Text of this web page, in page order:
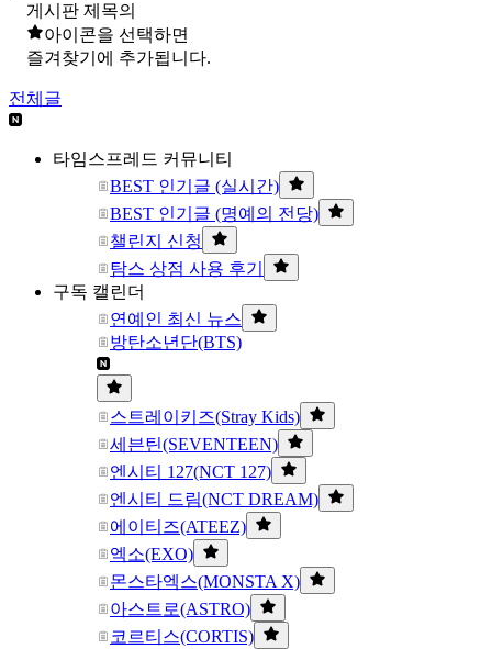
게시판 제목의
아이콘을 선택하면
즐겨찾기에 추가됩니다.
전체글
타임스프레드 커뮤니티
BEST 인기글 (실시간)
BEST 인기글 (명예의 전당)
챌린지 신청
탐스 상점 사용 후기
구독 캘린더
연예인 최신 뉴스
방탄소년단(BTS)
스트레이키즈(Stray Kids)
세븐틴(SEVENTEEN)
엔시티 127(NCT 127)
엔시티 드림(NCT DREAM)
에이티즈(ATEEZ)
엑소(EXO)
몬스타엑스(MONSTA X)
아스트로(ASTRO)
코르티스(CORTIS)